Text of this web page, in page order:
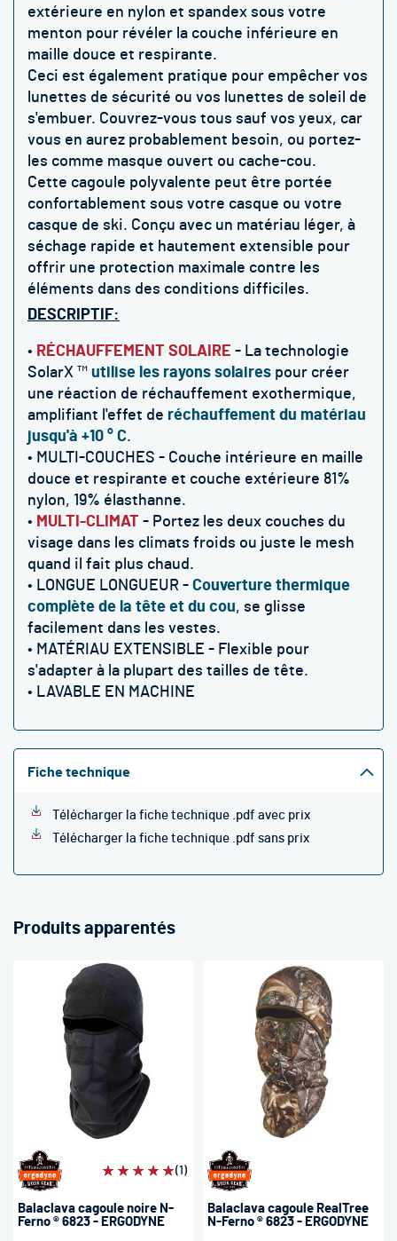
extérieure en nylon et spandex sous votre
menton pour révéler la couche inférieure en
maille douce et respirante.
Ceci est également pratique pour empêcher vos
lunettes de sécurité ou vos lunettes de soleil de
s'embuer. Couvrez-vous tous sauf vos yeux, car
vous en aurez probablement besoin, ou portez-
les comme masque ouvert ou cache-cou.
Cette cagoule polyvalente peut être portée
confortablement sous votre casque ou votre
casque de ski. Conçu avec un matériau léger, à
séchage rapide et hautement extensible pour
offrir une protection maximale contre les
éléments dans des conditions difficiles.
DESCRIPTIF:
• RÉCHAUFFEMENT SOLAIRE - La technologie
SolarX ™ utilise les rayons solaires pour créer
une réaction de réchauffement exothermique,
amplifiant l'effet de réchauffement du matériau
jusqu'à +10 ° C.
• MULTI-COUCHES - Couche intérieure en maille
douce et respirante et couche extérieure 81%
nylon, 19% élasthanne.
• MULTI-CLIMAT - Portez les deux couches du
visage dans les climats froids ou juste le mesh
quand il fait plus chaud.
• LONGUE LONGUEUR - Couverture thermique
complète de la tête et du cou, se glisse
facilement dans les vestes.
• MATÉRIAU EXTENSIBLE - Flexible pour
s'adapter à la plupart des tailles de tête.
• LAVABLE EN MACHINE
Fiche technique
Télécharger la fiche technique .pdf avec prix
Télécharger la fiche technique .pdf sans prix
Produits apparentés
Évaluation:(1)
Balaclava cagoule noire N-
Ferno ® 6823 - ERGODYNE
Balaclava cagoule RealTree
N-Ferno ® 6823 - ERGODYNE